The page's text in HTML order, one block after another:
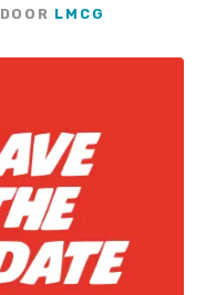
DOOR LMCG